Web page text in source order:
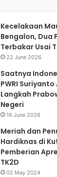
Kecelakaan
Bengalon, Dua
Terbakar Usai
22 June 2026
Saatnya
PWRI
Langkah
Negeri
16 June 2026
Meriah dan
Hardiknas di
Pemberian
TK2D
02 May 2024